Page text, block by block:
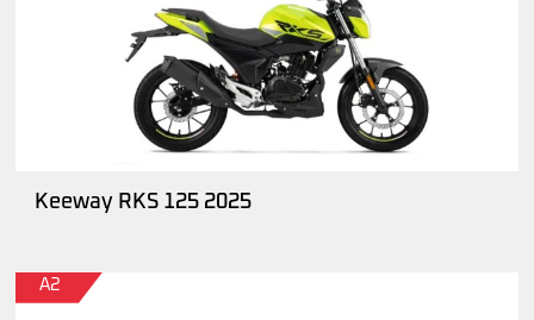
Keeway RKS 125 2025
A2